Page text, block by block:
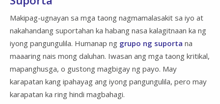
Makipag-ugnayan sa mga taong nagmamalasakit sa iyo at
nakahandang suportahan ka habang nasa kalagitnaan ka ng
iyong pangungulila. Humanap ng grupo ng suporta na
maaaring nais mong daluhan. Iwasan ang mga taong kritikal,
mapanghusga, o gustong magbigay ng payo. May
karapatan kang ipahayag ang iyong pangungulila, pero may
karapatan ka ring hindi magbahagi.